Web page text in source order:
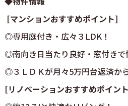
[マンションおすすめポイント]
◎専用庭付き・広々３LDK！
◎南向き日当たり良好・窓付きで
◎３ＬＤＫが月々5万円台返済か
[リノベーションおすすめポイン